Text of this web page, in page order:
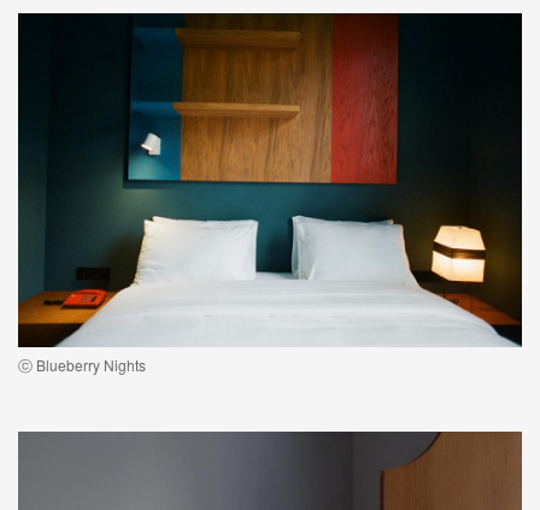
ⓒ Blueberry Nights